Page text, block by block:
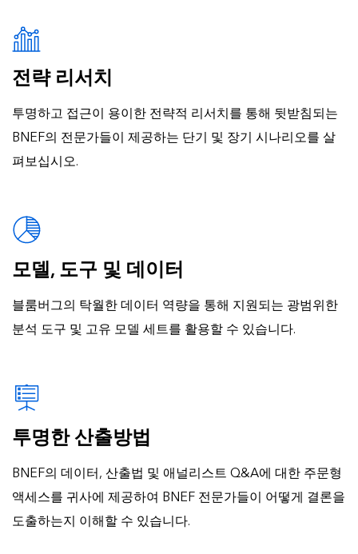
전략 리서치
투명하고 접근이 용이한 전략적 리서치를 통해 뒷받침되는
BNEF의 전문가들이 제공하는 단기 및 장기 시나리오를 살
펴보십시오.
모델, 도구 및 데이터
블룸버그의 탁월한 데이터 역량을 통해 지원되는 광범위한
분석 도구 및 고유 모델 세트를 활용할 수 있습니다.
투명한 산출방법
BNEF의 데이터, 산출법 및 애널리스트 Q&A에 대한 주문형
액세스를 귀사에 제공하여 BNEF 전문가들이 어떻게 결론을
도출하는지 이해할 수 있습니다.